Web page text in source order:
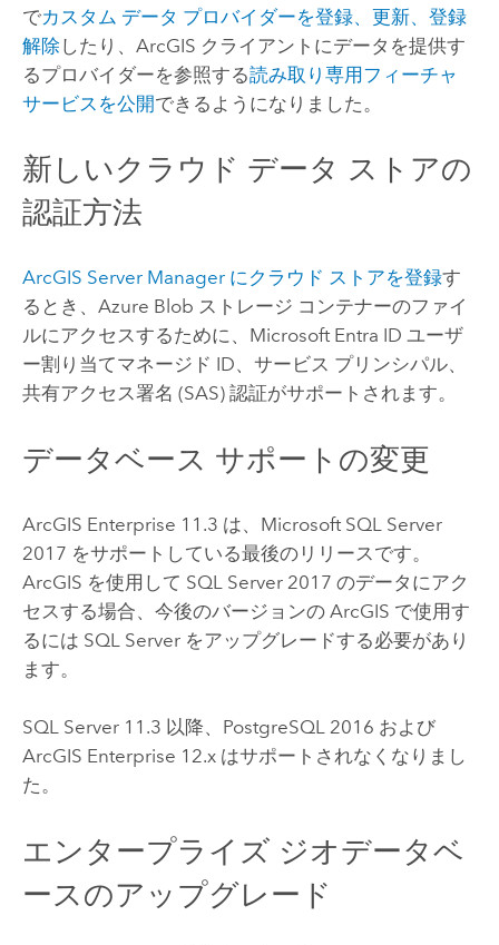
でカスタム データ プロバイダーを登録、更新、登録
解除 したり、ArcGIS クライアントにデータを提供す
るプロバイダーを参照する読み取り専用フィーチャ
サービスを公開できるようになりました。
新しいクラウド データ ストアの
認証方法
ArcGIS Server Managerにクラウド ストアを登録す
るとき、 Azure Blob ストレージ コンテナーのファイ
ルにアクセスするために、 Microsoft Entra ID ユーザ
ー割り当てマネージド ID、サービス プリンシパル、
共有アクセス署名 (SAS) 認証がサポートされます。
データベース サポートの変更
ArcGIS Enterprise 11.3 は、 Microsoft SQL Server
2017 をサポートしている最後のリリースです。
ArcGIS を使用して SQL Server2017 のデータにアク
セスする場合、今後のバージョンの ArcGIS で使用す
るには SQL Serverをアップグレードする必要があり
ます。
SQL Server11.3 以降、 PostgreSQL2016 および
ArcGIS Enterprise 12.x はサポートされなくなりまし
た。
エンタープライズ ジオデータベ
ースのアップグレード